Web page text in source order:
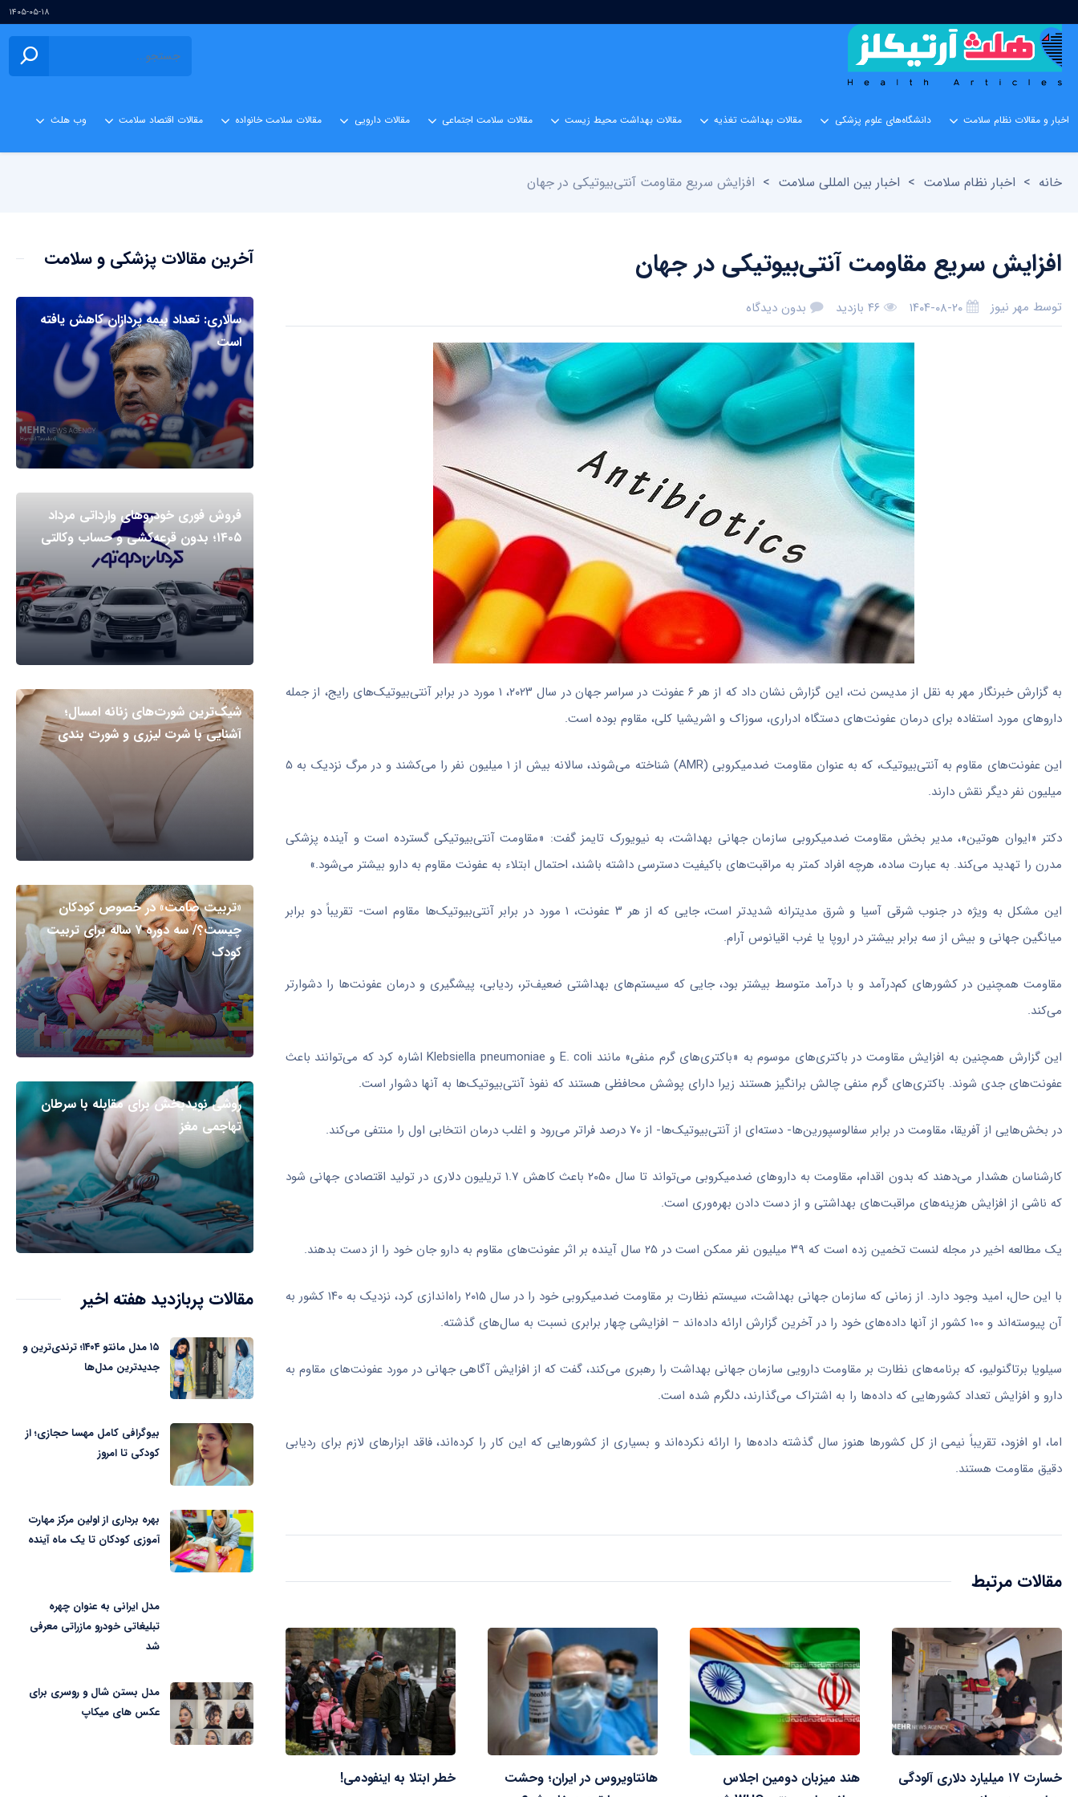
۱۴۰۵-۰۵-۱۸
اخبار و مقالات نظام سلامت دانشگاه‌های علوم پزشکی مقالات بهداشت تغذیه مقالات بهداشت محیط زیست مقالات سلامت اجتماعی مقالات دارویی مقالات سلامت خانواده مقالات اقتصاد سلامت وب هلث
خانه > اخبار نظام سلامت > اخبار بین المللی سلامت > افزایش سریع مقاومت آنتی‌بیوتیکی در جهان
افزایش سریع مقاومت آنتی‌بیوتیکی در جهان
توسط مهر نیوز ۱۴۰۴-۰۸-۲۰ ۴۶ بازدید بدون دیدگاه
به گزارش خبرنگار مهر به نقل از مدیسن نت، این گزارش نشان داد که از هر ۶ عفونت در سراسر جهان در سال ۲۰۲۳، ۱ مورد در برابر آنتی‌بیوتیک‌های رایج، از جمله
داروهای مورد استفاده برای درمان عفونت‌های دستگاه ادراری، سوزاک و اشریشیا کلی، مقاوم بوده است.
این عفونت‌های مقاوم به آنتی‌بیوتیک، که به عنوان مقاومت ضدمیکروبی (AMR) شناخته می‌شوند، سالانه بیش از ۱ میلیون نفر را می‌کشند و در مرگ نزدیک به ۵
میلیون نفر دیگر نقش دارند.
دکتر «ایوان هوتین»، مدیر بخش مقاومت ضدمیکروبی سازمان جهانی بهداشت، به نیویورک تایمز گفت: «مقاومت آنتی‌بیوتیکی گسترده است و آینده پزشکی
مدرن را تهدید می‌کند. به عبارت ساده، هرچه افراد کمتر به مراقبت‌های باکیفیت دسترسی داشته باشند، احتمال ابتلاء به عفونت مقاوم به دارو بیشتر می‌شود.»
این مشکل به ویژه در جنوب شرقی آسیا و شرق مدیترانه شدیدتر است، جایی که از هر ۳ عفونت، ۱ مورد در برابر آنتی‌بیوتیک‌ها مقاوم است- تقریباً دو برابر
میانگین جهانی و بیش از سه برابر بیشتر در اروپا یا غرب اقیانوس آرام.
مقاومت همچنین در کشورهای کم‌درآمد و با درآمد متوسط بیشتر بود، جایی که سیستم‌های بهداشتی ضعیف‌تر، ردیابی، پیشگیری و درمان عفونت‌ها را دشوارتر
می‌کند.
این گزارش همچنین به افزایش مقاومت در باکتری‌های موسوم به «باکتری‌های گرم منفی» مانند E. coli و Klebsiella pneumoniae اشاره کرد که می‌توانند باعث
عفونت‌های جدی شوند. باکتری‌های گرم منفی چالش برانگیز هستند زیرا دارای پوشش محافظی هستند که نفوذ آنتی‌بیوتیک‌ها به آنها دشوار است.
در بخش‌هایی از آفریقا، مقاومت در برابر سفالوسپورین‌ها- دسته‌ای از آنتی‌بیوتیک‌ها- از ۷۰ درصد فراتر می‌رود و اغلب درمان انتخابی اول را منتفی می‌کند.
کارشناسان هشدار می‌دهند که بدون اقدام، مقاومت به داروهای ضدمیکروبی می‌تواند تا سال ۲۰۵۰ باعث کاهش ۱.۷ تریلیون دلاری در تولید اقتصادی جهانی شود
که ناشی از افزایش هزینه‌های مراقبت‌های بهداشتی و از دست دادن بهره‌وری است.
یک مطالعه اخیر در مجله لنست تخمین زده است که ۳۹ میلیون نفر ممکن است در ۲۵ سال آینده بر اثر عفونت‌های مقاوم به دارو جان خود را از دست بدهند.
با این حال، امید وجود دارد. از زمانی که سازمان جهانی بهداشت، سیستم نظارت بر مقاومت ضدمیکروبی خود را در سال ۲۰۱۵ راه‌اندازی کرد، نزدیک به ۱۴۰ کشور به
آن پیوسته‌اند و ۱۰۰ کشور از آنها داده‌های خود را در آخرین گزارش ارائه داده‌اند – افزایشی چهار برابری نسبت به سال‌های گذشته.
سیلویا برتاگنولیو، که برنامه‌های نظارت بر مقاومت دارویی سازمان جهانی بهداشت را رهبری می‌کند، گفت که از افزایش آگاهی جهانی در مورد عفونت‌های مقاوم به
دارو و افزایش تعداد کشورهایی که داده‌ها را به اشتراک می‌گذارند، دلگرم شده است.
اما، او افزود، تقریباً نیمی از کل کشورها هنوز سال گذشته داده‌ها را ارائه نکرده‌اند و بسیاری از کشورهایی که این کار را کرده‌اند، فاقد ابزارهای لازم برای ردیابی
دقیق مقاومت هستند.
مقالات مرتبط
خسارت ۱۷ میلیارد دلاری آلودگی
هند میزبان دومین اجلاس
هانتاویروس در ایران؛ وحشت
خطر ابتلا به اینفودمی!
آخرین مقالات پزشکی و سلامت
سالاری: تعداد بیمه پردازان کاهش یافته
است
فروش فوری خودروهای وارداتی مرداد
۱۴۰۵؛ بدون قرعه‌کشی و حساب وکالتی
شیک‌ترین شورت‌های زنانه امسال؛
آشنایی با شرت لیزری و شورت بندی
«تربیت صامت» در خصوص کودکان
چیست؟/ سه دوره ۷ ساله برای تربیت
کودک
روشی نویدبخش برای مقابله با سرطان
تهاجمی مغز
مقالات پربازدید هفته اخیر
۱۵ مدل مانتو ۱۴۰۴؛ ترندی‌ترین و
جدیدترین مدل‌ها
بیوگرافی کامل مهسا حجازی؛ از
کودکی تا امروز
بهره برداری از اولین مرکز مهارت
آموزی کودکان تا یک ماه آینده
مدل ایرانی به عنوان چهره
تبلیغاتی خودرو مازراتی معرفی
شد
مدل بستن شال و روسری برای
عکس های میکاپ